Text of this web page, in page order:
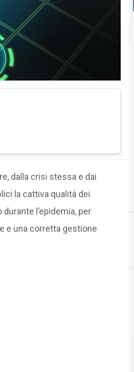
dalla crisi stessa e dai
la cattiva qualità dei
l’epidemia, per
e una corretta gestione